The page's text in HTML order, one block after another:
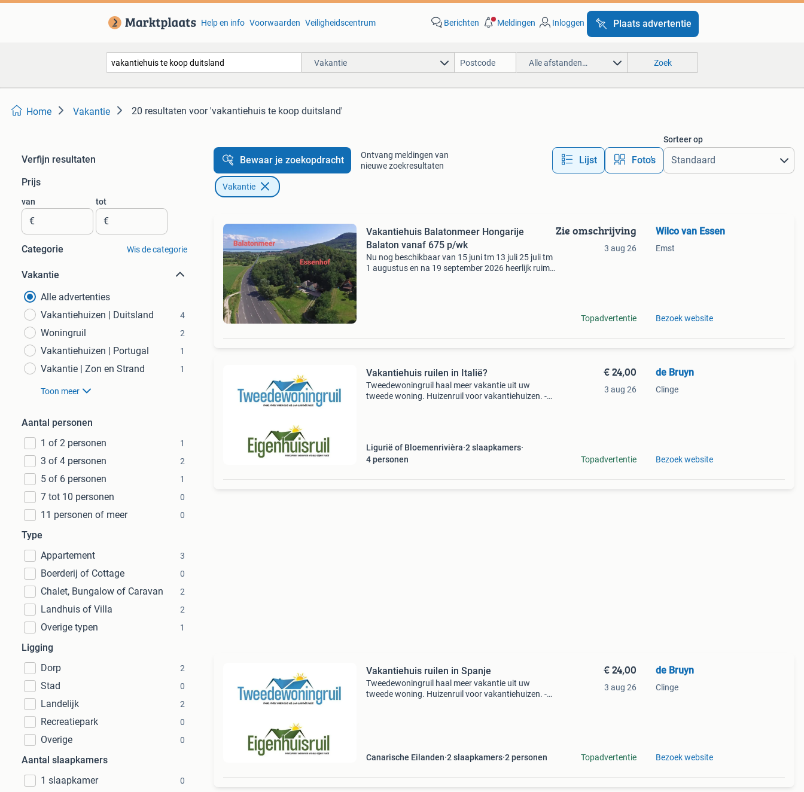
Help en info Voorwaarden Veiligheidscentrum Berichten Meldingen Inloggen Plaats advertentie
Vakantie Alle afstanden… Zoek
Home Vakantie 20 resultaten voor 'vakantiehuis te koop duitsland'
Verfijn resultaten
Prijs
van
€
tot
€
Categorie Wis de categorie
Vakantie
Alle advertenties
Vakantiehuizen | Duitsland
4
Woningruil 2
Vakantiehuizen | Portugal 1
Vakantie | Zon en Strand 1
Toon meer
Aantal personen
1 of 2 personen
1
3 of 4 personen 2
5 of 6 personen 1
7 tot 10 personen 0
11 personen of meer 0
Type
Appartement
3
Boerderij of Cottage 0
Chalet, Bungalow of Caravan 2
Landhuis of Villa 2
Overige typen 1
Ligging
Dorp
2
Stad 0
Landelijk 2
Recreatiepark 0
Overige 0
Aantal slaapkamers
1 slaapkamer
0
Bewaar je zoekopdracht
Ontvang meldingen van
nieuwe zoekresultaten
Lijst Foto’s
Sorteer op
Vakantie
Vakantiehuis Balatonmeer Hongarije
Balaton vanaf 675 p/wk
Nu nog beschikbaar van 15 juni tm 13 juli 25 juli tm
1 augustus en na 19 september 2026 heerlijk ruime
Zie omschrijving
3 aug 26
Topadvertentie
Wilco van Essen
Emst
Bezoek website
Vakantiehuis ruilen in Italië?
Tweedewoningruil haal meer vakantie uit uw
tweede woning. Huizenruil voor vakantiehuizen. -
Ligurië of Bloemenrivièra 2 slaapkamers
4personen
€ 24,00
3 aug 26
Topadvertentie
de Bruyn
Clinge
Bezoek website
Vakantiehuis ruilen in Spanje
Tweedewoningruil haal meer vakantie uit uw
tweede woning. Huizenruil voor vakantiehuizen. -
Canarische Eilanden 2 slaapkamers 2personen
€ 24,00
3 aug 26
Topadvertentie
de Bruyn
Clinge
Bezoek website